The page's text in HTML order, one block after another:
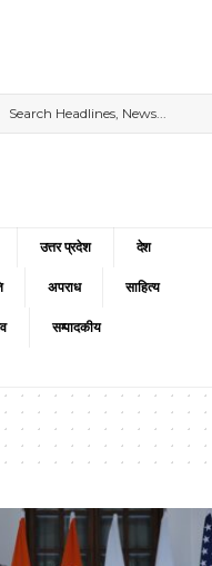
उत्तर प्रदेश देश
अपराध साहित्य
सम्पादकीय